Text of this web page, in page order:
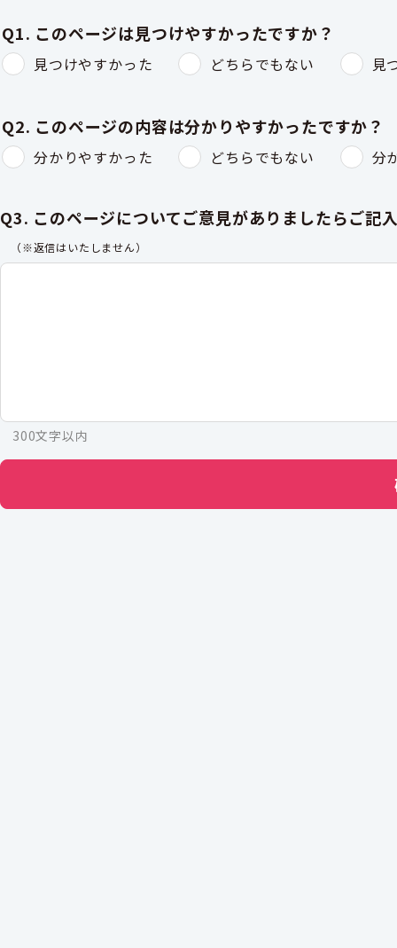
Q1. このページは見つけやすかったですか？
見つけやすかった どちらでもない 見
Q2. このページの内容は分かりやすかったですか？
分かりやすかった どちらでもない 分
Q3. このページについてご意見がありましたらご記
（※返信はいたしません）
300文字以内